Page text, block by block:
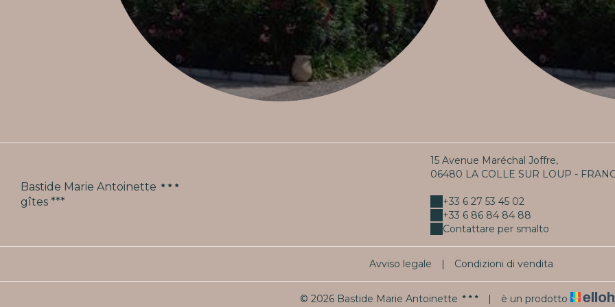
Bastide Marie Antoinette
gîtes ***
15 Avenue Maréchal Joffre,
06480 LA COLLE SUR LOUP -
+33 6 27 53 45 02
+33 6 86 84 84 88
Contattare per smalto
Avviso legale | Condizioni di vendita
© 2026 Bastide Marie Antoinette | è un prodotto